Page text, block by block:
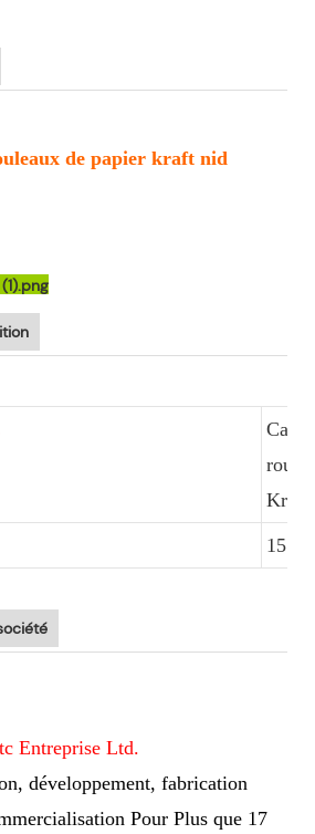
de papier kraft nid
Kraft
15
Entreprise Ltd.
développement, fabrication
Pour Plus que 17